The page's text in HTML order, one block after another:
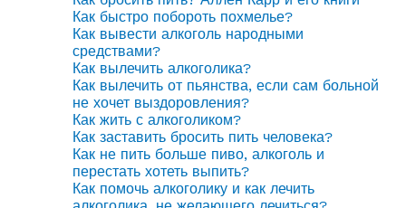
Как быстро побороть похмелье?
Как вывести алкоголь народными
средствами?
Как вылечить алкоголика?
Как вылечить от пьянства, если сам больной
не хочет выздоровления?
Как жить с алкоголиком?
Как заставить бросить пить человека?
Как не пить больше пиво, алкоголь и
перестать хотеть выпить?
Как помочь алкоголику и как лечить